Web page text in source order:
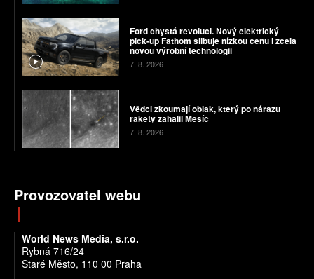
Ford chystá revoluci. Nový elektrický
pick-up Fathom slibuje nízkou cenu i zcela
novou výrobní technologii
7. 8. 2026
Vědci zkoumají oblak, který po nárazu
rakety zahalil Měsíc
7. 8. 2026
Provozovatel webu
World News Media, s.r.o.
Rybná 716/24
Staré Město, 110 00 Praha